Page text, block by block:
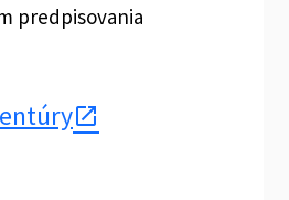
predpisovania